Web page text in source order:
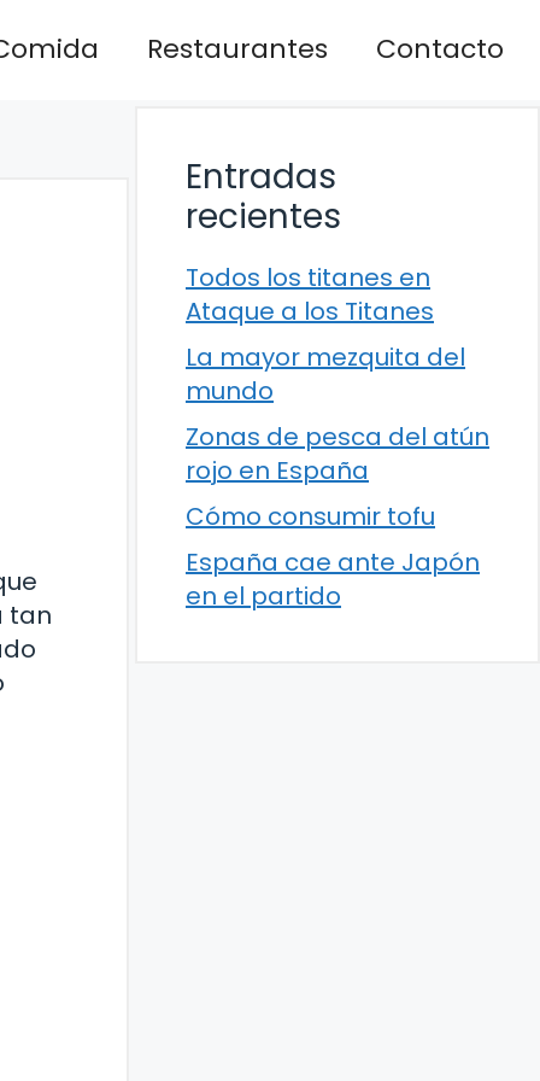
Restaurantes Contacto
tan
Entradas
recientes
Todos los titanes en
Ataque a los Titanes
La mayor mezquita del
mundo
Zonas de pesca del atún
rojo en España
Cómo consumir tofu
España cae ante Japón
en el partido